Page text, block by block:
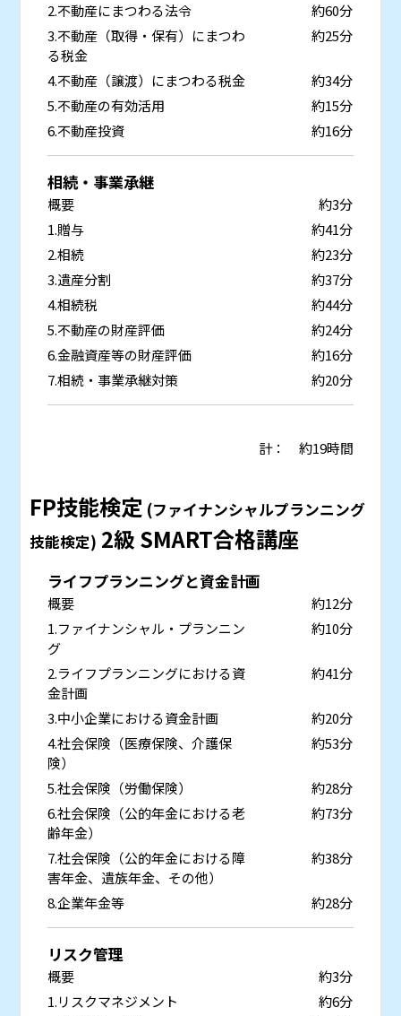
2.不動産にまつわる法令
約60分
3.不動産（取得・保有）にまつわ
る税金
約25分
4.不動産（譲渡）にまつわる税金
約34分
5.不動産の有効活用
約15分
6.不動産投資
約16分
相続・事業承継
概要
約3分
1.贈与
約41分
2.相続
約23分
3.遺産分割
約37分
4.相続税
約44分
5.不動産の財産評価
約24分
6.金融資産等の財産評価
約16分
7.相続・事業承継対策
約20分
計： 約19時間
FP技能検定 (ファイナンシャルプランニング
技能検定) 2級 SMART合格講座
ライフプランニングと資金計画
概要
約12分
1.ファイナンシャル・プランニン
グ
約10分
2.ライフプランニングにおける資
金計画
約41分
3.中小企業における資金計画
約20分
4.社会保険（医療保険、介護保
険）
約53分
5.社会保険（労働保険）
約28分
6.社会保険（公的年金における老
齢年金）
約73分
7.社会保険（公的年金における障
害年金、遺族年金、その他）
約38分
8.企業年金等 約28分
リスク管理
概要
約3分
1.リスクマネジメント
約6分